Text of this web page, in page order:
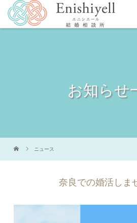
お知らせ
ニュース
奈良での婚活しま